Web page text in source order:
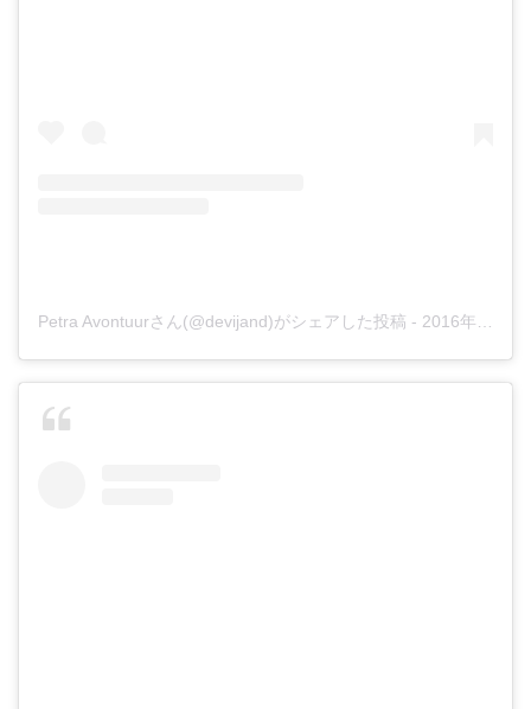
Petra Avontuurさん(@devijand)がシェアした投稿 - 2016年10月月26日午後7時06分PDT